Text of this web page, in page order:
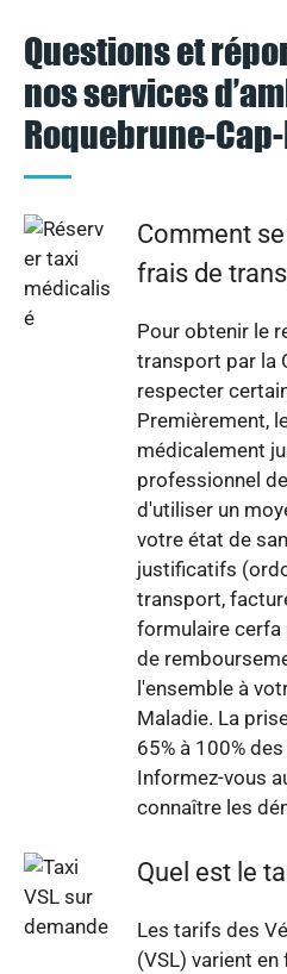
Questions et
nos services
Roquebrune-
Comment
frais de
Pour obtenir le
transport par la
respecter
Premièrement,
médicalement
professionnel
d'utiliser un
votre état de
justificatifs
transport,
formulaire cerfa
de
l'ensemble à
Maladie. La
65% à 100%
Informez-vous
connaître les
Quel est le
Les tarifs des
(VSL) varient